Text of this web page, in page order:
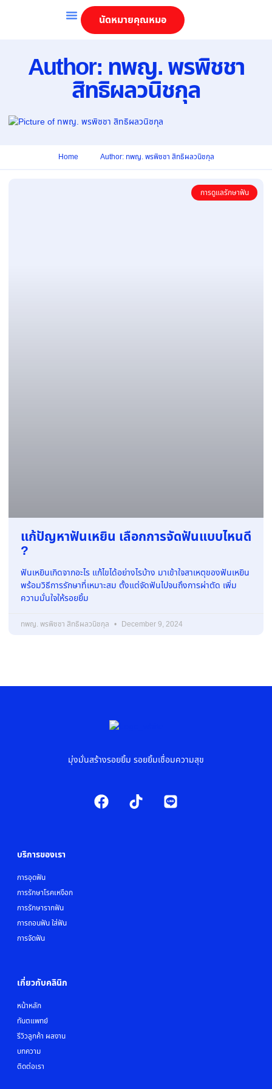
นัดหมายคุณหมอ
Author: ทพญ. พรพิชชา
สิทธิผลวนิชกุล
Home Author: ทพญ. พรพิชชา สิทธิผลวนิชกุล
การดูแลรักษาฟัน
แก้ปัญหาฟันเหยิน เลือกการจัดฟันแบบไหนดี
?
ฟันเหยินเกิดจากอะไร แก้ไขได้อย่างไรบ้าง มาเข้าใจสาเหตุของฟันเหยิน
พร้อมวิธีการรักษาที่เหมาะสม ตั้งแต่จัดฟันไปจนถึงการผ่าตัด เพิ่ม
ความมั่นใจให้รอยยิ้ม
ทพญ. พรพิชชา สิทธิผลวนิชกุล December 9, 2024
มุ่งมั่นสร้างรอยยิ้ม รอยยิ้มเชื่อมความสุข
บริการของเรา
การอุดฟัน
การรักษาโรคเหงือก
การรักษารากฟัน
การถอนฟัน ใส่ฟัน
การจัดฟัน
เกี่ยวกับคลินิก
หน้าหลัก
ทันตแพทย์
รีวิวลูกค้า ผลงาน
บทความ
ติดต่อเรา